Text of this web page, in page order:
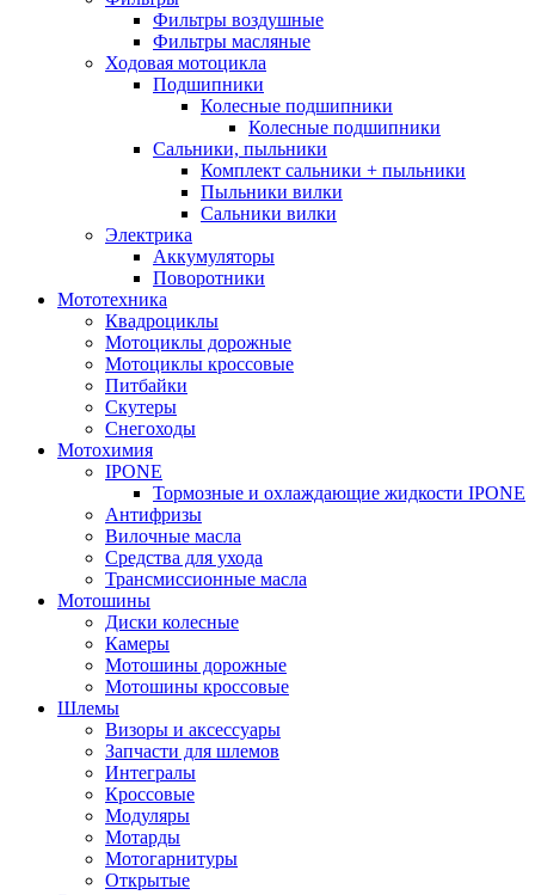
Фильтры воздушные
Фильтры масляные
Ходовая мотоцикла
Подшипники
Колесные подшипники
Колесные подшипники
Сальники, пыльники
Комплект сальники + пыльники
Пыльники вилки
Сальники вилки
Электрика
Аккумуляторы
Поворотники
Мототехника
Квадроциклы
Мотоциклы дорожные
Мотоциклы кроссовые
Питбайки
Скутеры
Снегоходы
Мотохимия
IPONE
Тормозные и охлаждающие жидкости IPONE
Антифризы
Вилочные масла
Средства для ухода
Трансмиссионные масла
Мотошины
Диски колесные
Камеры
Мотошины дорожные
Мотошины кроссовые
Шлемы
Визоры и аксессуары
Запчасти для шлемов
Интегралы
Кроссовые
Модуляры
Мотарды
Мотогарнитуры
Открытые